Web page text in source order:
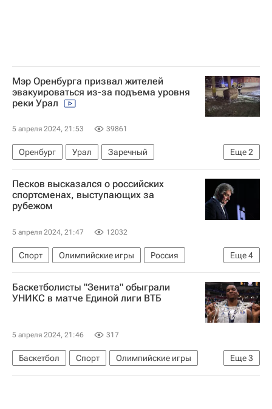
Мэр Оренбурга призвал жителей
эвакуироваться из-за подъема уровня
реки Урал
5 апреля 2024, 21:53 39861
Еще2
Оренбург Урал
Заречный
Происшествия
Прорыв дамбы в Орске
Песков высказался о российских
спортсменах, выступающих за
рубежом
5 апреля 2024, 21:47 12032
Еще4
Спорт Олимпийские игры
Россия
Париж
Дмитрий Песков
Владимир Путин
Международный олимпийский комитет (МОК)
Баскетболисты "Зенита" обыграли
УНИКС в матче Единой лиги ВТБ
5 апреля 2024, 21:46 317
Еще3
Баскетбол Спорт
Олимпийские игры
Санкт-Петербург
УНИКС